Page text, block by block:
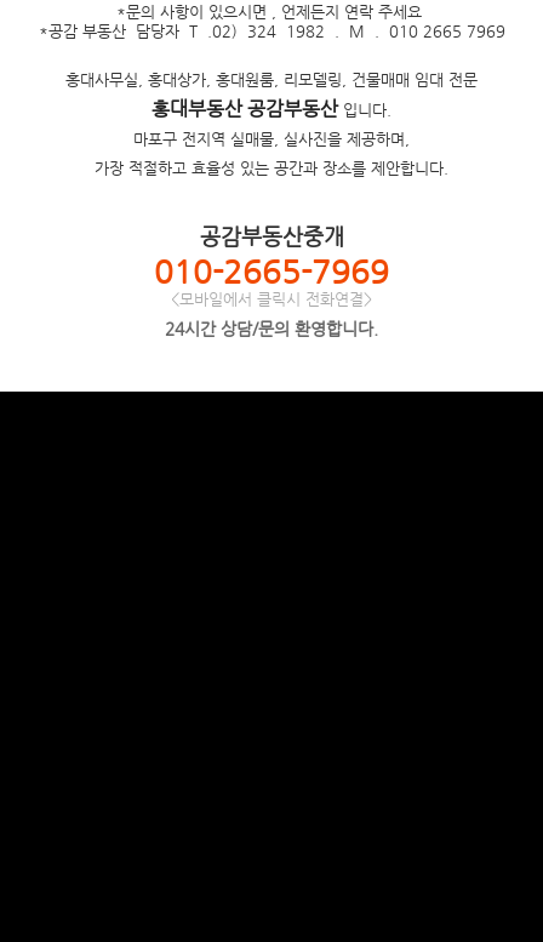
*문의 사항이 있으시면 , 언제든지 연락 주세요
*공감 부동산 담당자 T .02) 324 1982 . M . 010 2665 7969
홍대사무실, 홍대상가, 홍대원룸, 리모델링, 건물매매 임대 전문
홍대부동산 공감부동산입니다.
마포구 전지역 실매물, 실사진을 제공하며,
가장 적절하고 효율성 있는 공간과 장소를 제안합니다.
공감부동산중개
010-2665-7969
<모바일에서 클릭시 전화연결>
24시간 상담/문의 환영합니다.